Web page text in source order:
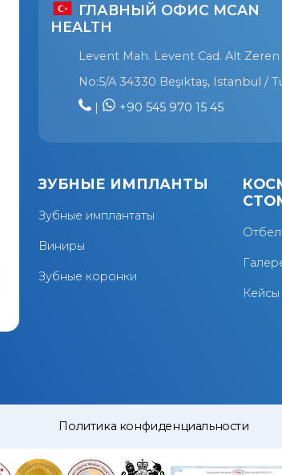
ГЛАВНЫЙ ОФИС MCAN
HEALTH
Levent Mah. Levent Cad. Alt Zeren
No:5/A 34330 Beşiktaş, Istanbul /
|
+90 545 970 15 45
ЗУБНЫЕ ИМПЛАНТЫ
Зубные имплантаты
Виниры
Зубные коронки
Кейсы
Политика конфиденциальности